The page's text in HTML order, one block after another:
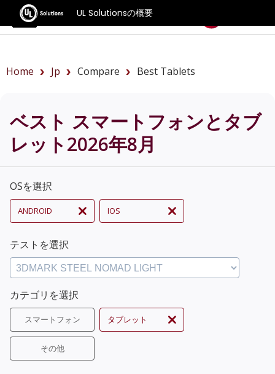
UL Solutionsの概要
ベンチマーク
Home Jp Compare Best Tablets
ベスト スマートフォンとタブ
レット2026年8月
OSを選択
ANDROID IOS
テストを選択
カテゴリを選択
スマートフォン タブレット
その他